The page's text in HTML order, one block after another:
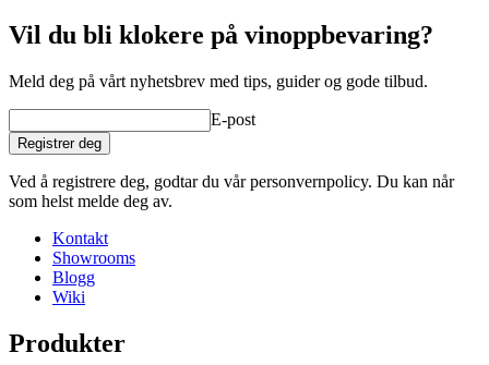
Vil du bli klokere på vinoppbevaring?
Meld deg på vårt nyhetsbrev med tips, guider og gode tilbud.
E-post
Registrer deg
Ved å registrere deg, godtar du vår personvernpolicy. Du kan når
som helst melde deg av.
Kontakt
Showrooms
Blogg
Wiki
Produkter